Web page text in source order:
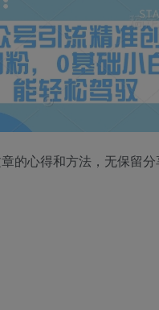
的心得和方法，无保留分